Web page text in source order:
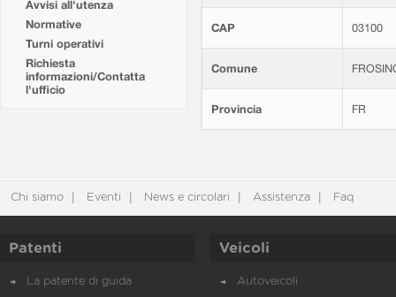
Avvisi all'utenza
Normative
Turni operativi
Richiesta
informazioni/Contatta
l'ufficio
CAP 03100
Comune
Provincia FR
Chi siamo Eventi News e circolari Assistenza Faq
Patenti
La patente di guida
Veicoli
Autoveicoli